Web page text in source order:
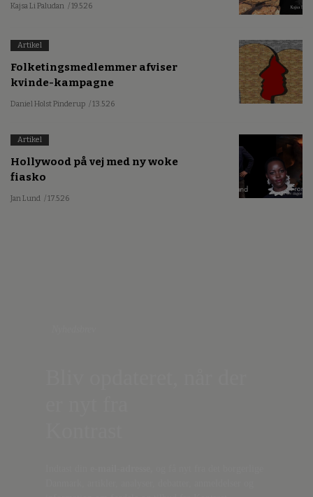
Kajsa Li Paludan / 19.5.26
Artikel
Folketingsmedlemmer afviser
kvinde-kampagne
Daniel Holst Pinderup / 13.5.26
Artikel
Hollywood på vej med ny woke
fiasko
Jan Lund / 17.5.26